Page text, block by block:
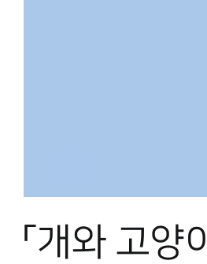
「개와 고양